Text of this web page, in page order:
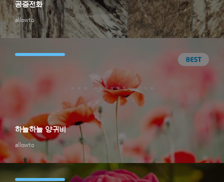
allowto
공중전화
allowto
하늘하늘 양귀비